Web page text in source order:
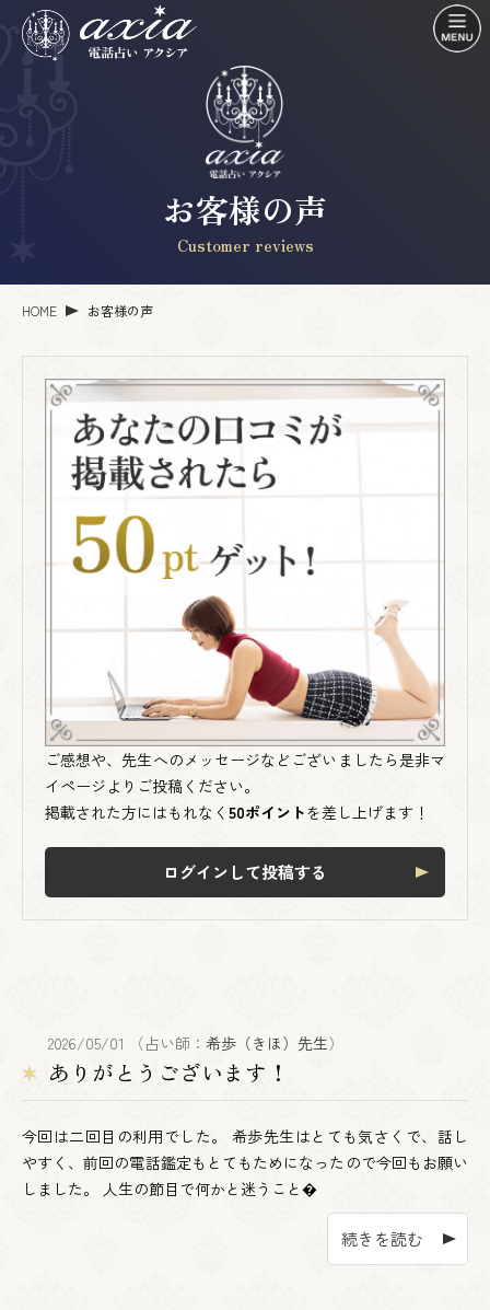
お客様の声
Customer reviews
HOME お客様の声
ご感想や、先生へのメッセージなどございましたら是非マ
イページよりご投稿ください。
掲載された方にはもれなく 50ポイントを差し上げます！
ログインして投稿する
2026/05/01 （占い師： 希歩（きほ）先生）
ありがとうございます！
今回は二回目の利用でした。 希歩先生はとても気さくで、話し
やすく、前回の電話鑑定もとてもためになったので今回もお願い
しました。 人生の節目で何かと迷うこと�
続きを読む